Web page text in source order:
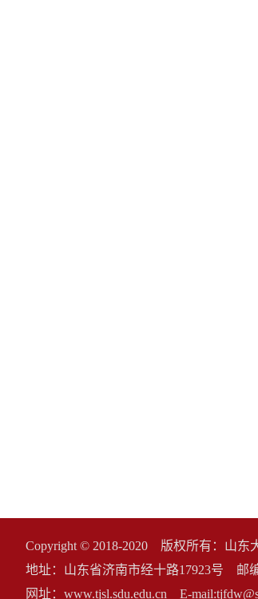
Copyright © 2018-2020 版权所有：山
地址：山东省济南市经十路17923号 邮
网址：www.tjsl.sdu.edu.cn E-